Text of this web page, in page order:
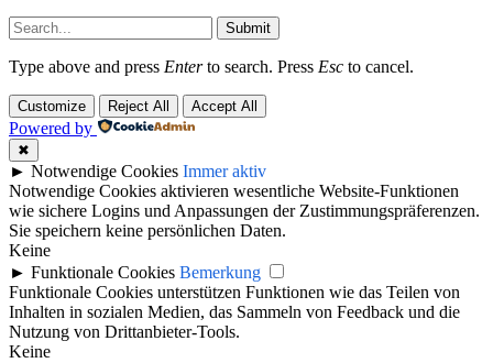
Submit
Type above and press Enterto search. Press Esc to cancel.
Customize Reject All Accept All
Powered by
✖
► Notwendige Cookies Immer aktiv
Notwendige Cookies aktivieren wesentliche Website-Funktionen
wie sichere Logins und Anpassungen der Zustimmungspräferenzen.
Sie speichern keine persönlichen Daten.
Keine
► Funktionale Cookies Bemerkung
Funktionale Cookies unterstützen Funktionen wie das Teilen von
Inhalten in sozialen Medien, das Sammeln von Feedback und die
Nutzung von Drittanbieter-Tools.
Keine